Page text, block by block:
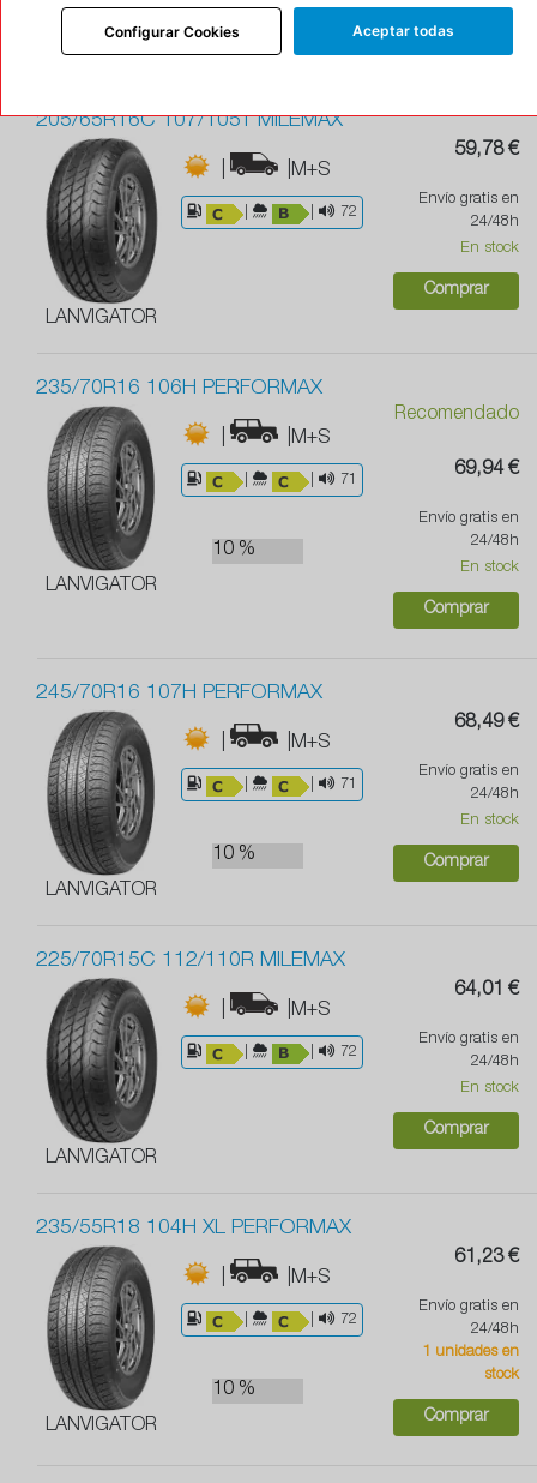
LANVIGATOR
Comprar
205/65R16C 107/105T MILEMAX
LANVIGATOR
| |M+S
72
59,78 €
Envío gratis en
24/48h
En stock
Comprar
235/70R16 106H PERFORMAX
LANVIGATOR
| |M+S
71
10 %
Recomendado
69,94 €
Envío gratis en
24/48h
En stock
Comprar
245/70R16 107H PERFORMAX
LANVIGATOR
| |M+S
71
10 %
68,49 €
Envío gratis en
24/48h
En stock
Comprar
225/70R15C 112/110R MILEMAX
LANVIGATOR
| |M+S
72
64,01 €
Envío gratis en
24/48h
En stock
Comprar
235/55R18 104H XL PERFORMAX
LANVIGATOR
| |M+S
72
10 %
61,23 €
Envío gratis en
24/48h
1 unidades en
stock
Comprar
Configurar Cookies Aceptar todas